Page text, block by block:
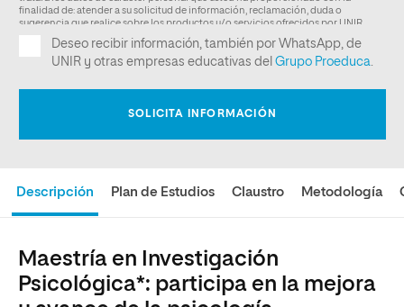
Descripción Plan de Estudios Claustro Metodología
Maestría en Investigación
Psicológica*: participa en la mejora